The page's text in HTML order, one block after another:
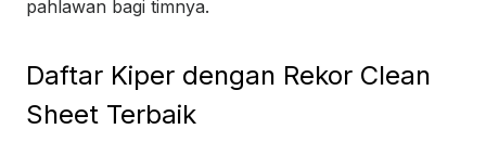
pahlawan bagi timnya.
Daftar Kiper dengan Rekor Clean
Sheet Terbaik